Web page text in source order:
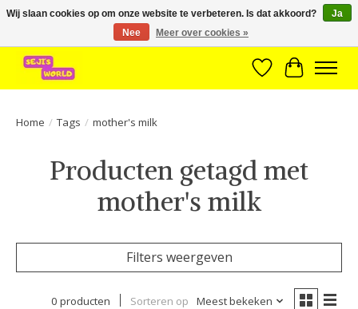
Brede assortiment direct leverbaar uit voorraad!
Verlanglijst
Home / Tags / mother's milk
Producten getagd met
mother's milk
Filters weergeven
0 producten Sorteren op Meest bekeken
Wij slaan cookies op om onze website te verbeteren. Is dat akkoord?
Ja
Nee
Meer over cookies »